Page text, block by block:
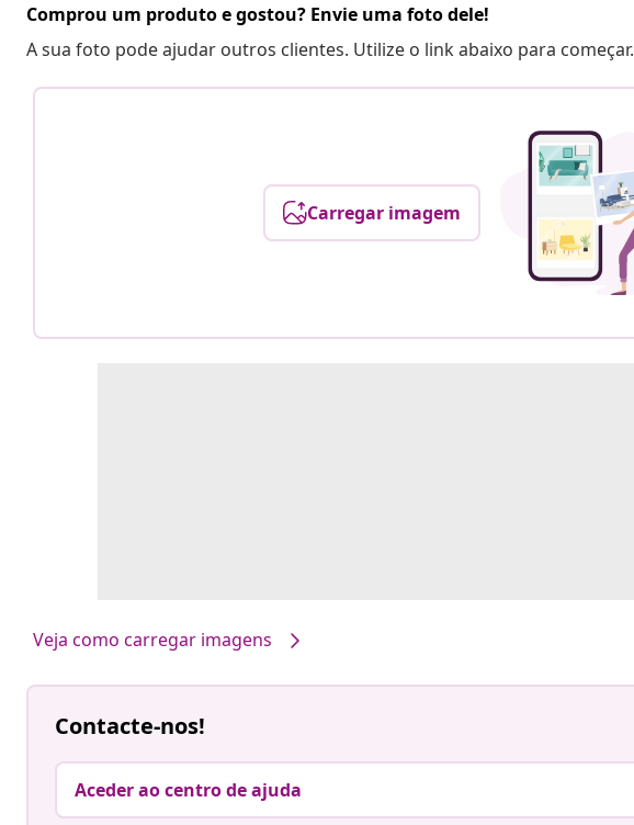
Comprou um produto e gostou? Envie uma foto dele!
A sua foto pode ajudar outros clientes. Utilize o link abaixo para começar.
Carregar imagem
Veja como carregar imagens
Contacte-nos!
Aceder ao centro de ajuda